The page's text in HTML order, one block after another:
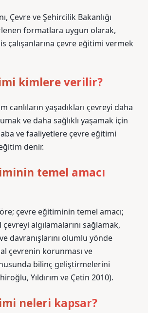
Çevre ve Şehircilik Bakanlığı
formatlara uygun olarak,
çalışanlarına çevre eğitimi vermek
kimlere verilir?
canlıların yaşadıkları çevreyi daha
ve daha sağlıklı yaşamak için
ve faaliyetlere çevre eğitimi
denir.
temel amacı
çevre eğitiminin temel amacı;
algılamalarını sağlamak,
davranışlarını olumlu yönde
çevrenin korunması ve
bilinç geliştirmelerini
Yıldırım ve Çetin 2010).
neleri kapsar?